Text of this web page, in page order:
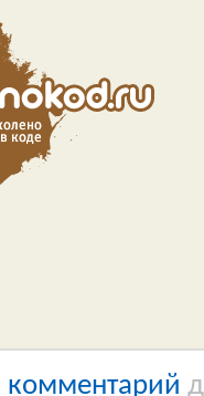
комментарий